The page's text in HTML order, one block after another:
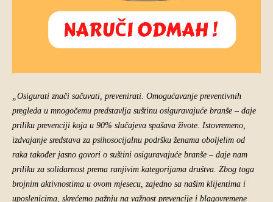
„Osigurati znači sačuvati, prevenirati. Omogućavanje preventivnih
pregleda u mnogočemu predstavlja suštinu osiguravajuće branše – daje
priliku prevenciji koja u 90% slučajeva spašava živote. Istovremeno,
izdvajanje sredstava za psihosocijalnu podršku ženama oboljelim od
raka također jasno govori o suštini osiguravajuće branše – daje nam
priliku za solidarnost prema ranjivim kategorijama društva. Zbog toga
brojnim aktivnostima u ovom mjesecu, zajedno sa našim klijentima i
uposlenicima, skrećemo pažnju na važnost prevencije i blagovremene